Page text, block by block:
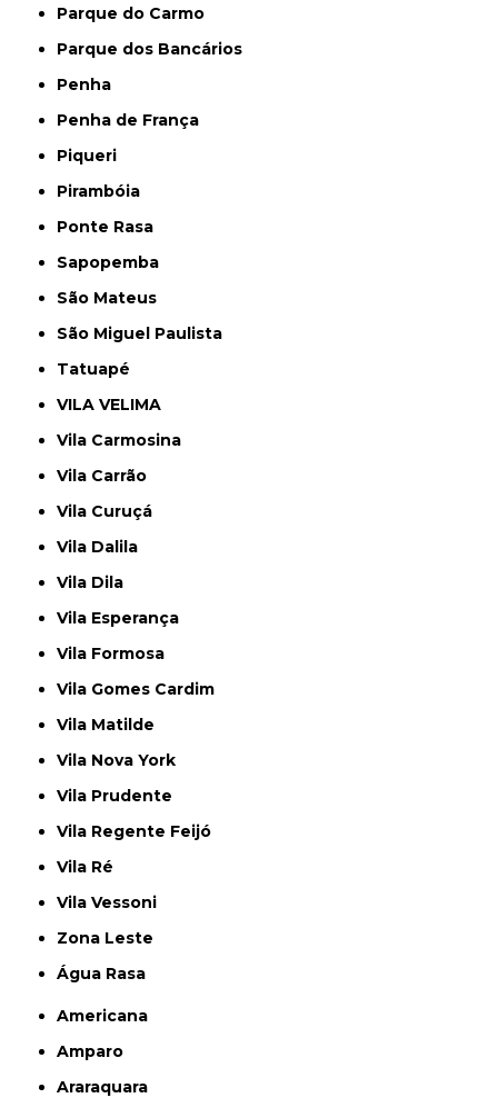
Parque do Carmo
Parque dos Bancários
Penha
Penha de França
Piqueri
Pirambóia
Ponte Rasa
Sapopemba
São Mateus
São Miguel Paulista
Tatuapé
VILA VELIMA
Vila Carmosina
Vila Carrão
Vila Curuçá
Vila Dalila
Vila Dila
Vila Esperança
Vila Formosa
Vila Gomes Cardim
Vila Matilde
Vila Nova York
Vila Prudente
Vila Regente Feijó
Vila Ré
Vila Vessoni
Zona Leste
Água Rasa
Americana
Amparo
Araraquara